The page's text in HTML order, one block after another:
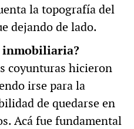
la topografía del
dejando de lado.
inmobiliaria?
coyunturas hicieron
irse para la
de quedarse en
Acá fue fundamental